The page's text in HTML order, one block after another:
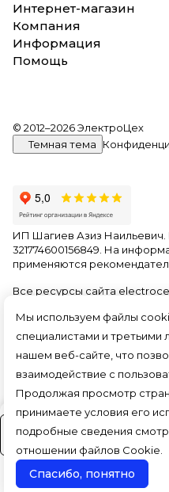
Мы используем файлы
специалистами и третьими
нашем веб-сайте, что
взаимодействие с
Продолжая просмотр
принимаете условия его
подробные сведения
отношении файлов Cookie
Спасибо, понятно
На
Интернет-магазин
Компания
Информация
Помощь
© 2012–2026 ЭлектроЦех
Темная тема
ИП Шагиев Азиз
321774600156849. На
применяются
Все ресурсы сайта
и видео информацию,
страниц, доменное имя,
являются объектами
интеллектуальную
законодательством и
охране авторских прав.